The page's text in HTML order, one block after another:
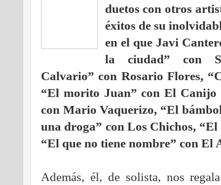
duetos con otros
éxitos de su
en el que Javi
la ciudad” con
Calvario” con Rosario Flores,
“El morito Juan” con El Canijo
con Mario Vaquerizo, “El
una droga” con Los Chichos,
“El que no tiene nombre” con El
Además, él, de solista, nos